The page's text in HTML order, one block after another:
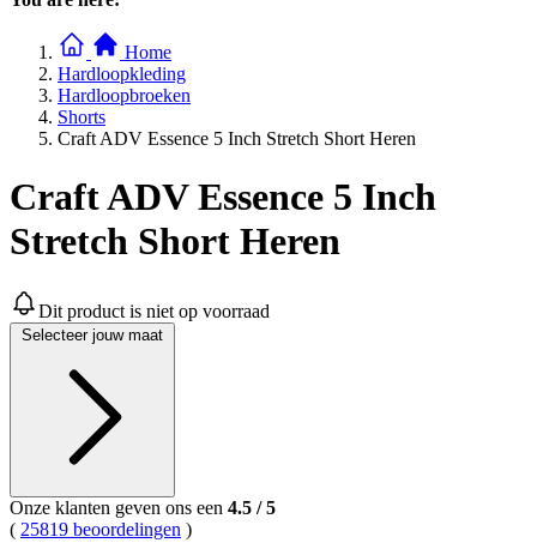
Home
Hardloopkleding
Hardloopbroeken
Shorts
Craft ADV Essence 5 Inch Stretch Short Heren
Craft ADV Essence 5 Inch
Stretch Short Heren
Dit product is niet op voorraad
Selecteer jouw maat
Onze klanten geven ons een 4.5 /5
( 25819 beoordelingen )